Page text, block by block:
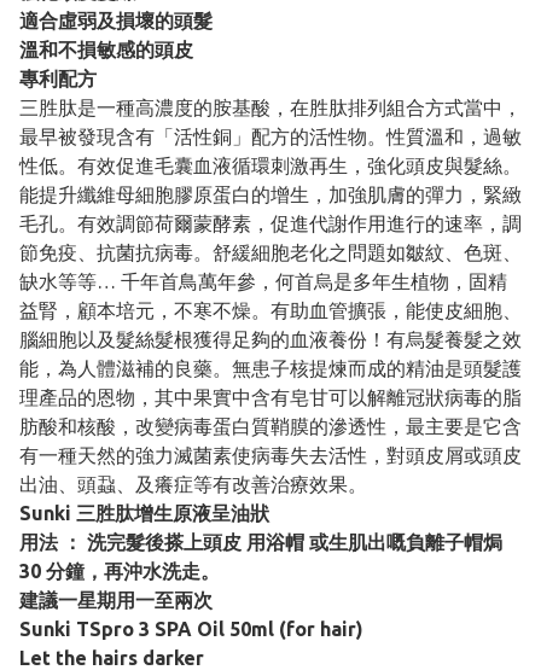
適合虛弱及損壞的頭髮
溫和不損敏感的頭皮
專利配方
三胜肽是一種高濃度的胺基酸，在胜肽排列組合方式當中，
最早被發現含有「活性銅」配方的活性物。性質溫和，過敏
性低。有效促進毛囊血液循環刺激再生，強化頭皮與髮絲。
能提升纖維母細胞膠原蛋白的增生，加強肌膚的彈力，緊緻
毛孔。有效調節荷爾蒙酵素，促進代謝作用進行的速率，調
節免疫、抗菌抗病毒。舒緩細胞老化之問題如皺紋、色斑、
缺水等等… 千年首鳥萬年參，何首烏是多年生植物，固精
益腎，顧本培元，不寒不燥。有助血管擴張，能使皮細胞、
腦細胞以及髮絲髮根獲得足夠的血液養份！有烏髮養髮之效
能，為人體滋補的良藥。無患子核提煉而成的精油是頭髮護
理產品的恩物，其中果實中含有皂甘可以解離冠狀病毒的脂
肪酸和核酸，改變病毒蛋白質鞘膜的滲透性，最主要是它含
有一種天然的強力滅菌素使病毒失去活性，對頭皮屑或頭皮
出油、頭蝨、及癢症等有改善治療效果。
Sunki 三胜肽增生原液呈油狀
用法 ： 洗完髮後搽上頭皮 用浴帽 或生肌出嘅負離子帽焗
30 分鐘，再沖水洗走。
建議一星期用一至兩次
Sunki TSpro 3 SPA Oil 50ml (for hair)
Let the hairs darker